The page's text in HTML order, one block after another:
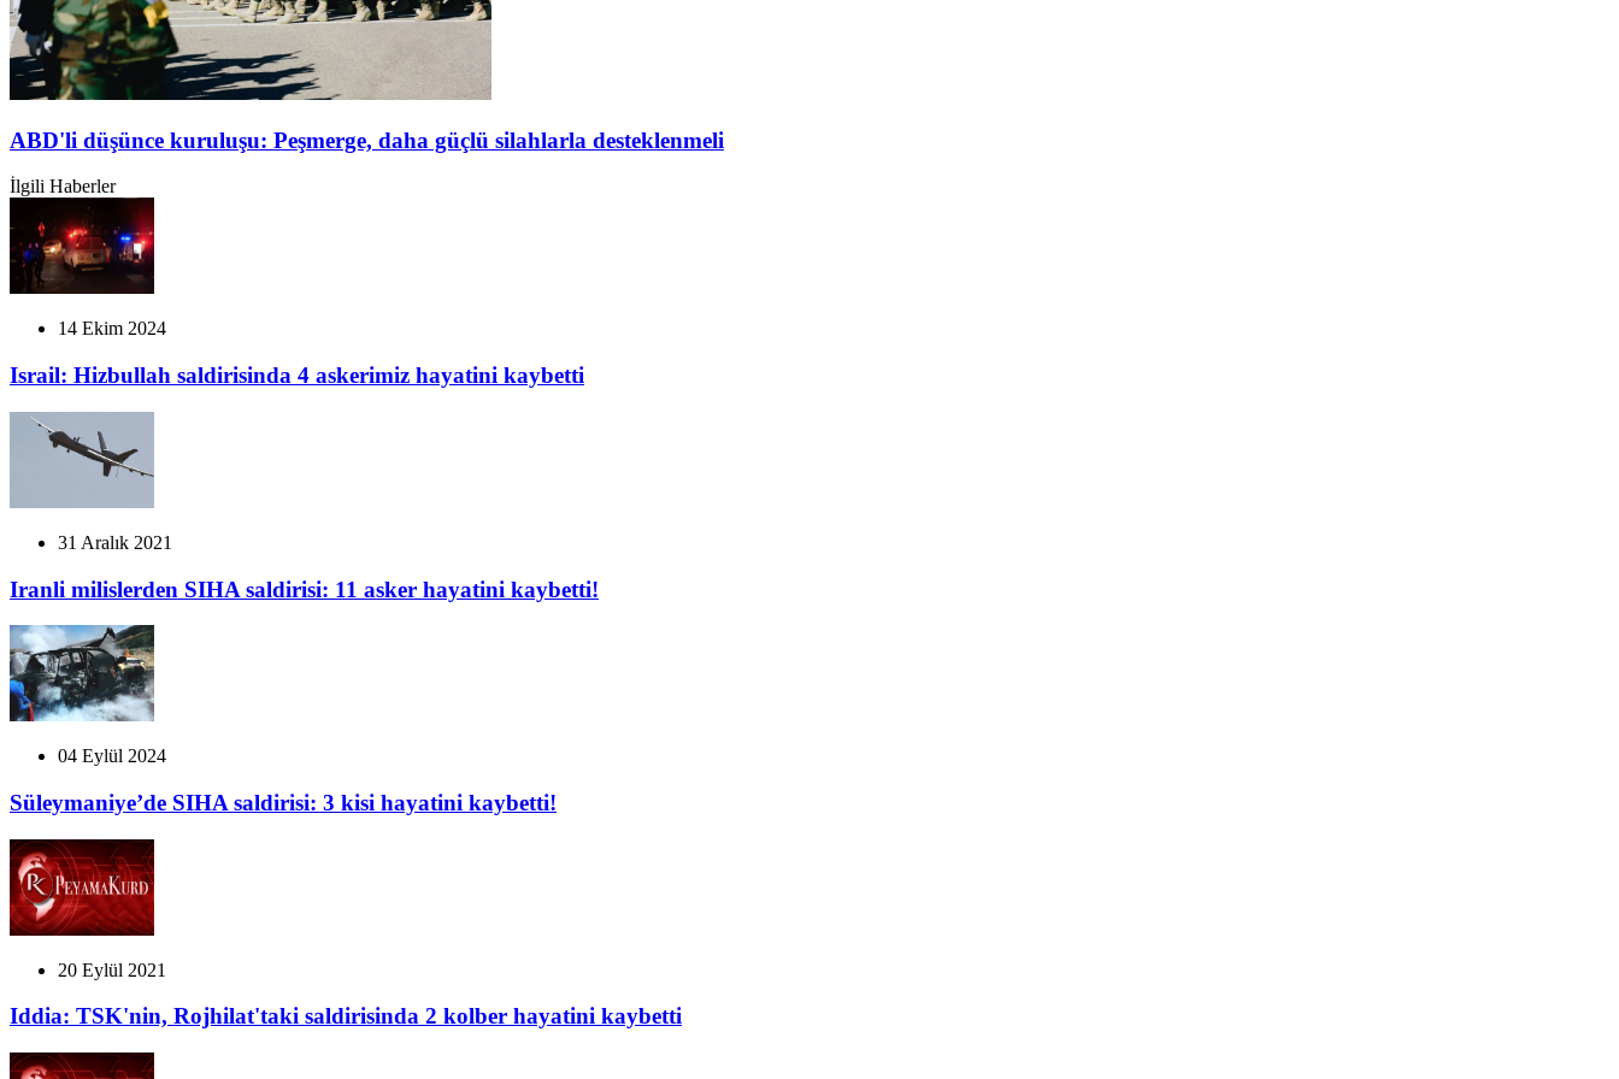
ABD'li düşünce kuruluşu: Peşmerge, daha güçlü silahlarla desteklenmeli
İlgili Haberler
14 Ekim 2024
Israil: Hizbullah saldirisinda 4 askerimiz hayatini kaybetti
31 Aralık 2021
Iranli milislerden SIHA saldirisi: 11 asker hayatini kaybetti!
04 Eylül 2024
Süleymaniye’de SIHA saldirisi: 3 kisi hayatini kaybetti!
20 Eylül 2021
Iddia: TSK'nin, Rojhilat'taki saldirisinda 2 kolber hayatini kaybetti